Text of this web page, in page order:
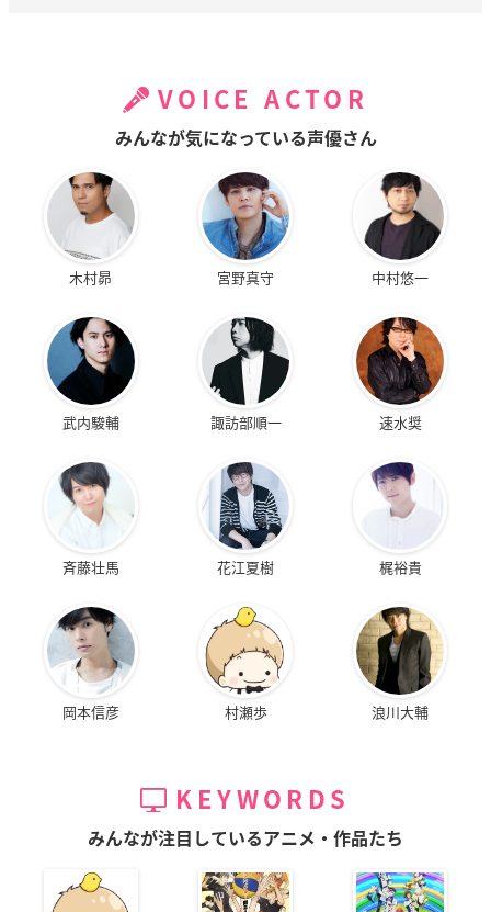
VOICE ACTOR
みんなが気になっている声優さん
木村昴 宮野真守 中村悠一
武内駿輔 諏訪部順一 速水奨
斉藤壮馬 花江夏樹 梶裕貴
岡本信彦 村瀬歩 浪川大輔
KEYWORDS
みんなが注目しているアニメ・作品たち